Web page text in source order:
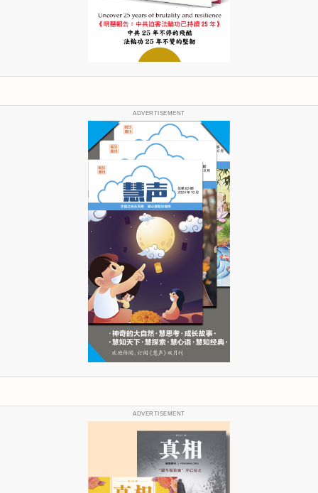
ADVERTISEMENT
ADVERTISEMENT